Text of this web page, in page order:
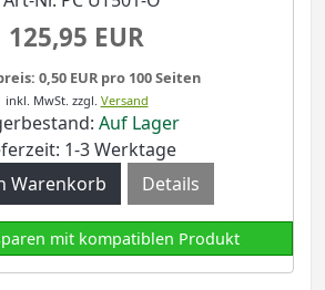
125,95 EUR
0,50 EUR pro 100 Seiten
inkl. MwSt. zzgl. Versand
Auf Lager
1-3 Werktage
Details
mit kompatiblen Produkt